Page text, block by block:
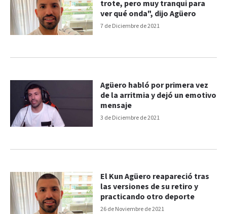
7 de Diciembre de 2021
trote, pero muy tranqui para
ver qué onda", dijo Agüero
3 de Diciembre de 2021
Agüero habló por primera vez
de la arritmia y dejó un emotivo
mensaje
26 de Noviembre de 2021
El Kun Agüero reapareció tras
las versiones de su retiro y
practicando otro deporte